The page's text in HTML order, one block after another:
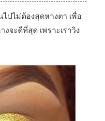
ปไม่ต้องสุดหางตา เพื่อ
จะดีที่สุด เพราะเราวิง